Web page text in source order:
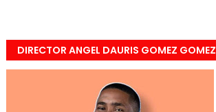
DIRECTOR ANGEL DAURIS GOMEZ GOMEZ